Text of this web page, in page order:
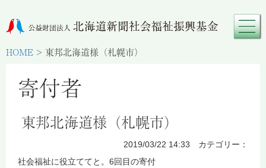
HOME > 東邦北海道様（札幌市）
寄付者
東邦北海道様（札幌市）
2019/03/22 14:33 カテゴリー：
社会福祉に役立ててと。6回目の寄付